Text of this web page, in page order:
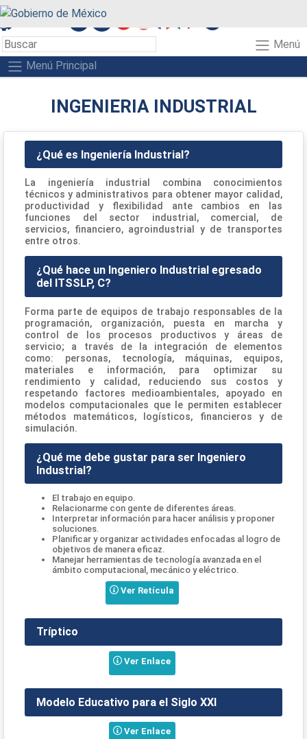
Menú
Menú Principal
INGENIERIA INDUSTRIAL
¿Qué es Ingeniería Industrial?
La ingeniería industrial combina conocimientos
técnicos y administrativos para obtener mayor calidad,
productividad y flexibilidad ante cambios en las
funciones del sector industrial, comercial, de
servicios, financiero, agroindustrial y de transportes
entre otros.
¿Qué hace un Ingeniero Industrial egresado
del ITSSLP, C?
Forma parte de equipos de trabajo responsables de la
programación, organización, puesta en marcha y
control de los procesos productivos y áreas de
servicio; a través de la integración de elementos
como: personas, tecnología, máquinas, equipos,
materiales e información, para optimizar su
rendimiento y calidad, reduciendo sus costos y
respetando factores medioambientales, apoyado en
modelos computacionales que le permiten establecer
métodos matemáticos, logísticos, financieros y de
simulación.
¿Qué me debe gustar para ser Ingeniero
Industrial?
El trabajo en equipo.
Relacionarme con gente de diferentes áreas.
Interpretar información para hacer análisis y proponer
soluciones.
Planificar y organizar actividades enfocadas al logro de
objetivos de manera eficaz.
Manejar herramientas de tecnología avanzada en el
ámbito computacional, mecánico y eléctrico.
Ver Retícula
Tríptico
Ver Enlace
Modelo Educativo para el Siglo XXI
Ver Enlace